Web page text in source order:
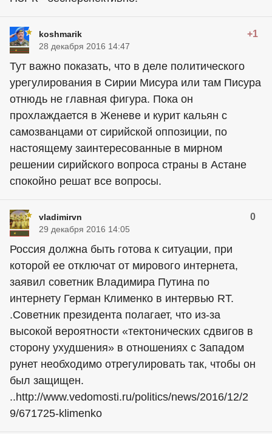
koshmarik +1
28 декабря 2016 14:47
Тут важно показать, что в деле политического
урегулирования в Сирии Мисура или там Писура
отнюдь не главная фигура. Пока он
прохлаждается в Женеве и курит кальян с
самозванцами от сирийской оппозиции, по
настоящему заинтересованные в мирном
решении сирийского вопроса страны в Астане
спокойно решат все вопросы.
vladimirvn 0
29 декабря 2016 14:05
Россия должна быть готова к ситуации, при
которой ее отключат от мирового интернета,
заявил советник Владимира Путина по
интернету Герман Клименко в интервью RT.
.Советник президента полагает, что из-за
высокой вероятности «тектонических сдвигов в
сторону ухудшения» в отношениях с Западом
рунет необходимо отрегулировать так, чтобы он
был защищен.
..http://www.vedomosti.ru/politics/news/2016/12/2
9/671725-klimenko